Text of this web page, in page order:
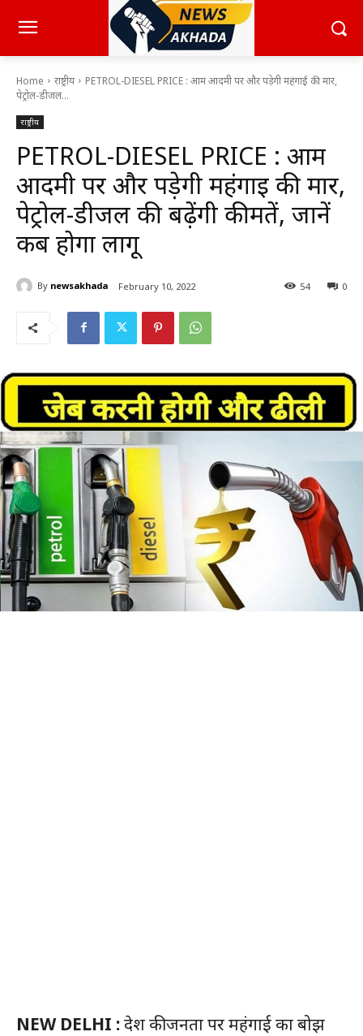
Home राष्ट्रीय
PETROL-DIESEL PRICE : आम आदमी पर और पड़ेगी महंगाई की मार,
पेट्रोल-डीजल...
राष्ट्रीय
PETROL-DIESEL PRICE : आम
आदमी पर और पड़ेगी महंगाई की मार,
पेट्रोल-डीजल की बढ़ेंगी कीमतें, जानें
कब होगा लागू
By newsakhada February 10, 2022 0
54
NEW DELHI :देश की जनता पर महंगाई का बोझ